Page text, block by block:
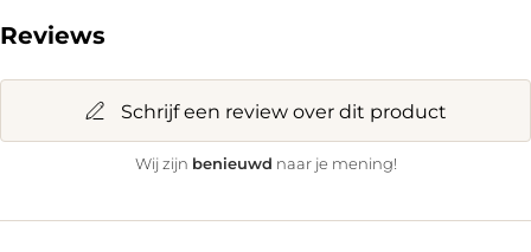
Reviews
Schrijf een review over dit product
Wij zijn benieuwd naar je mening!